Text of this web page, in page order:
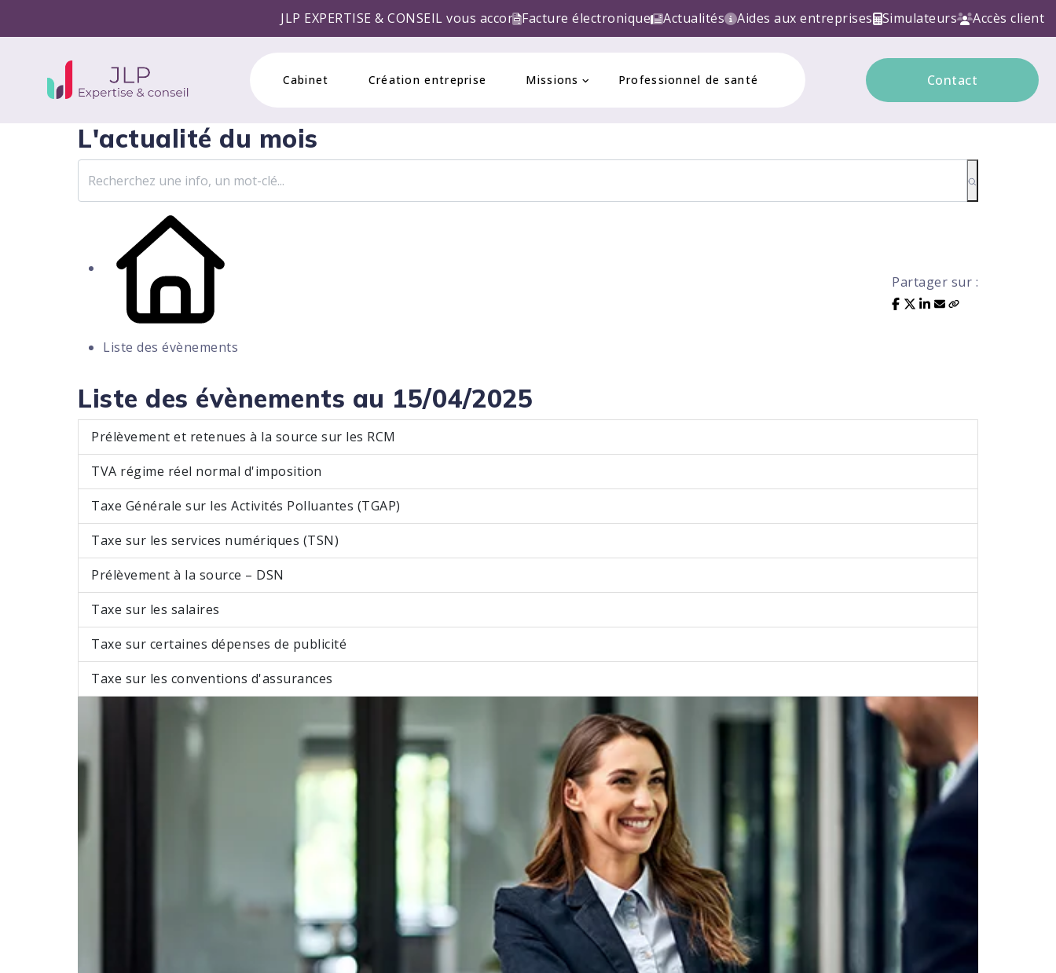
JLP EXPERTISE & CONSEIL vous accompagne pour la réforme de la FACTURE ELECTRONIQUE ! Contactez nous!
Facture électronique Actualités Aides aux entreprises Simulateurs Accès client
Cabinet Création entreprise Missions Professionnel de santé Contact
L'actualité du mois
Liste des évènements
Partager sur :
Liste des évènements au 15/04/2025
Prélèvement et retenues à la source sur les RCM
TVA régime réel normal d'imposition
Taxe Générale sur les Activités Polluantes (TGAP)
Taxe sur les services numériques (TSN)
Prélèvement à la source – DSN
Taxe sur les salaires
Taxe sur certaines dépenses de publicité
Taxe sur les conventions d'assurances